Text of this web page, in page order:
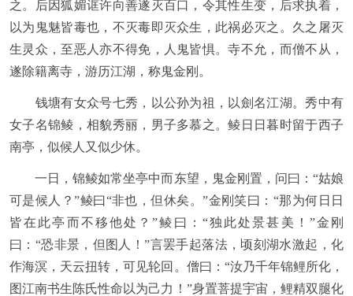
之。后因狐媚诓许向善遂灭百口，令其性生变，后求执着，
以为鬼魅皆毒也，不灭毒即灭众生，此祸必灭之。久之屠灭
生灵众，至恶人亦不得免，人鬼皆惧。寺不允，而僧不从，
遂除籍离寺，游历江湖，称鬼金刚。
钱塘有女众号七秀，以公孙为祖，以劍名江湖。秀中有
女子名锦鲮，相貌秀丽，男子多慕之。鲮日日暮时留于西子
南亭，似候人又似少休。
一日，锦鲮如常坐亭中而东望，鬼金刚置，问曰：“姑娘
可是候人？”鲮曰“非也，但休矣。”金刚笑曰：“那为何日日
皆在此亭而不移他处？”鲮曰：“独此处景甚美！”金刚
曰：“恐非景，但图人！”言罢手起落法，顷刻湖水激起，化
作海溟，天云扭转，可见轮回。僧曰：“汝乃千年锦鲤所化，
图江南书生陈氏性命以为己力！”身置菩提宇宙，鲤精双腿化